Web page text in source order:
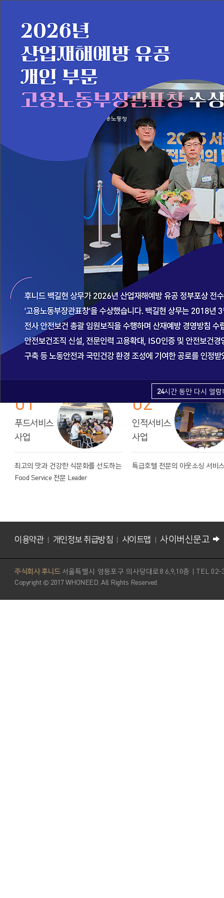
24시간 동안 다시 열람
후니드는 고객의 삶
최상의 서비스와
01
푸드서비스
사업
최고의 맛과 건강한 식문화를 선도하는
Food Service 전문 Leader
02
인적서비스
사업
특급호텔 전문의 아웃소싱 서비
이용약관| 개인정보 취급방침 사이트맵 |사이버신문고
주식회사 후니드 서울특별시 영등포구 의사당대로8 6,9,10층 | TEL
Copyright © 2017 WHONEED. All Rights Reserved.